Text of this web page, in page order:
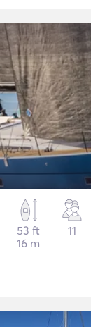
53 ft
16 m
11